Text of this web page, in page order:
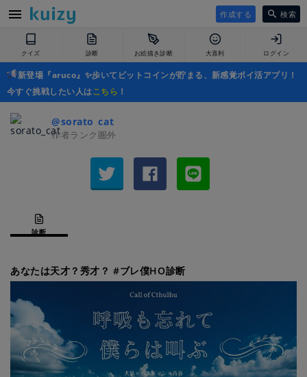
作成する 検索
クイズ 診断 お絵描き診断 大喜利 ログイン
新登場『aruco』✨歩いてビットコインが貯まる、新感覚ポイ活アプリ！
今すぐ挑戦したい人はこちら ！
@sorato_cat
作者ランク圏外
診断
あなたは天才？秀才？ #ブレ僕HO診断